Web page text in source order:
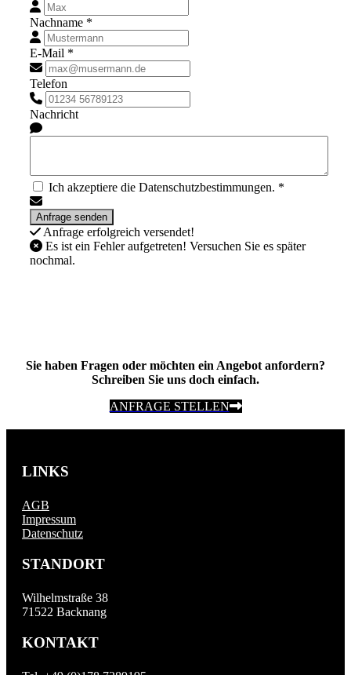
Nachname *
E-Mail *
Telefon
Nachricht
Ich akzeptiere die Datenschutzbestimmungen. *
Anfrage erfolgreich versendet!
Es ist ein Fehler aufgetreten! Versuchen Sie es später
nochmal.
Sie haben Fragen oder möchten ein Angebot anfordern?
Schreiben Sie uns doch einfach.
ANFRAGE STELLEN
LINKS
AGB
Impressum
Datenschutz
STANDORT
Wilhelmstraße 38
71522 Backnang
KONTAKT